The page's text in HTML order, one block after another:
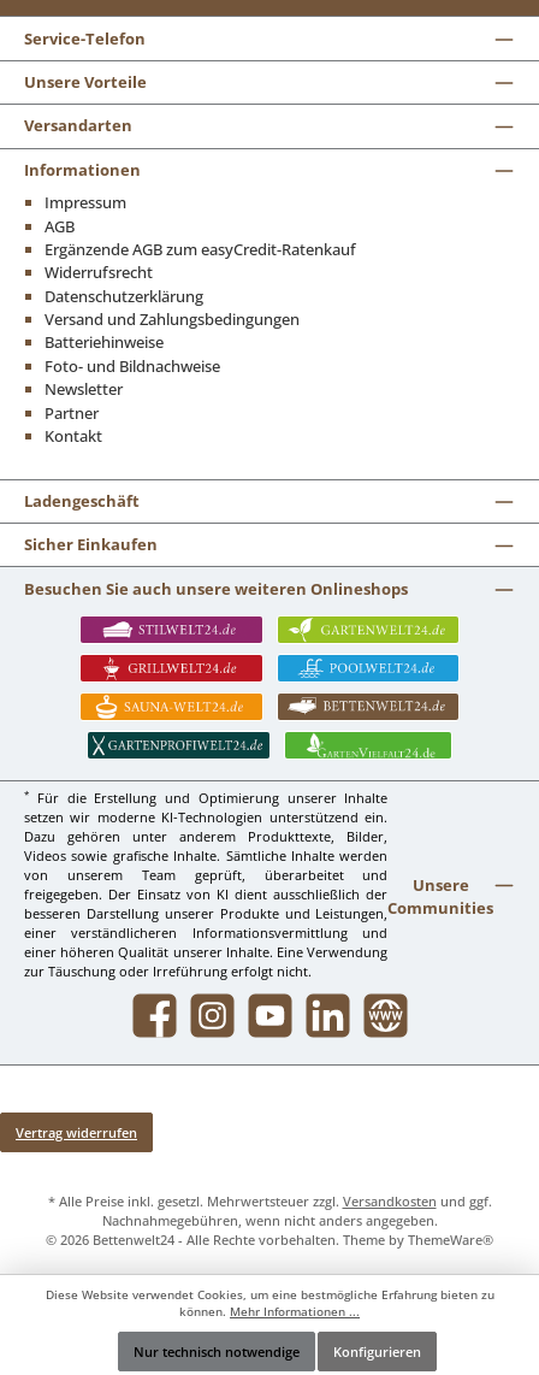
Service-Telefon
Unsere Vorteile
Versandarten
Informationen
Impressum
AGB
Ergänzende AGB zum easyCredit-Ratenkauf
Widerrufsrecht
Datenschutzerklärung
Versand und Zahlungsbedingungen
Batteriehinweise
Foto- und Bildnachweise
Newsletter
Partner
Kontakt
Ladengeschäft
Sicher Einkaufen
Besuchen Sie auch unsere weiteren Onlineshops
*
Für die Erstellung und Optimierung unserer Inhalte
setzen wir moderne KI-Technologien unterstützend ein.
Dazu gehören unter anderem Produkttexte, Bilder,
Videos sowie grafische Inhalte. Sämtliche Inhalte werden
von unserem Team geprüft, überarbeitet und
freigegeben. Der Einsatz von KI dient ausschließlich der
besseren Darstellung unserer Produkte und Leistungen,
einer verständlicheren Informationsvermittlung und
einer höheren Qualität unserer Inhalte. Eine Verwendung
zur Täuschung oder Irreführung erfolgt nicht.
Unsere
Communities
Facebook InstagramYouTube LinkedIn Website
Vertrag widerrufen
* Alle Preise inkl. gesetzl. Mehrwertsteuer zzgl. Versandkosten und ggf.
Nachnahmegebühren, wenn nicht anders angegeben.
© 2026 Bettenwelt24 - Alle Rechte vorbehalten. Theme by ThemeWare®
Diese Website verwendet Cookies, um eine bestmögliche Erfahrung bieten zu
können. Mehr Informationen ...
Nur technisch notwendige Konfigurieren